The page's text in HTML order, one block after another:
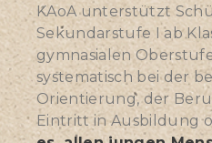
KAoA unterstützt
Sekundarstufe I ab
gymnasialen
systematisch bei der
Orientierung, der
Eintritt in Ausbildung